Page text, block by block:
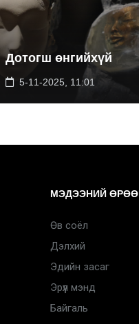
Дотогш өнгийхүй
5-11-2025, 11:01
МЭДЭЭНИЙ ӨРӨӨ
Өв соёл
Дэлхий
Эдийн засаг
Эрүүл мэнд
Байгаль